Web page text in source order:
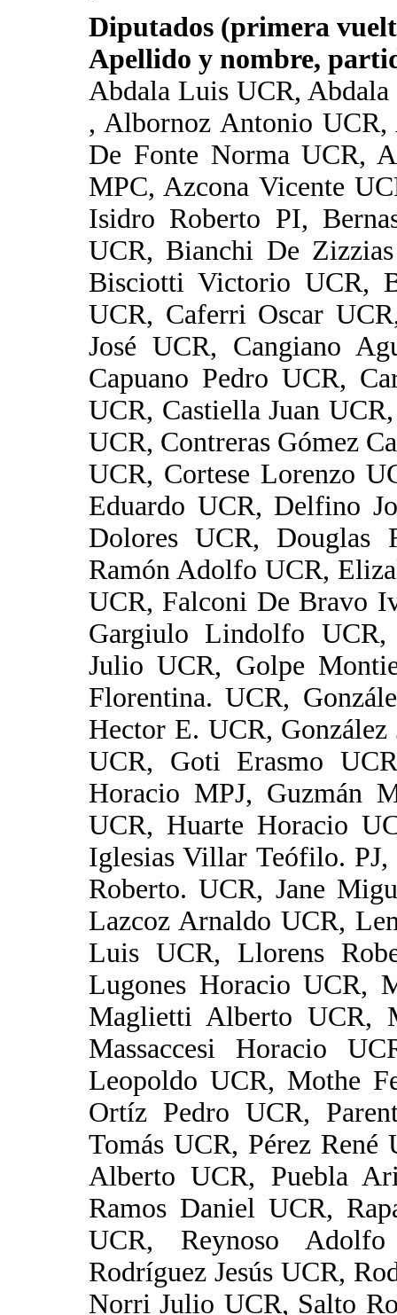
Diputados (primera
Apellido y nombre,
Abdala Luis UCR,
, Albornoz Antonio UCR,
De Fonte Norma UCR,
MPC, Azcona Vicente
Isidro Roberto PI,
UCR, Bianchi De
Bisciotti Victorio UCR,
UCR, Caferri Oscar
José UCR, Cangiano
Capuano Pedro UCR,
UCR, Castiella Juan
UCR, Contreras Gómez
UCR, Cortese Lorenzo
Eduardo UCR, Delfino
Dolores UCR, Douglas
Ramón Adolfo UCR,
UCR, Falconi De Bravo
Gargiulo Lindolfo
Julio UCR, Golpe
Florentina. UCR,
Hector E. UCR, González
UCR, Goti Erasmo
Horacio MPJ, Guzmán
UCR, Huarte Horacio
Iglesias Villar Teófilo.
Roberto. UCR, Jane
Lazcoz Arnaldo UCR,
Luis UCR, Llorens
Lugones Horacio UCR,
Maglietti Alberto UCR,
Massaccesi Horacio
Leopoldo UCR, Mothe
Ortíz Pedro UCR,
Tomás UCR, Pérez René
Alberto UCR, Puebla
Ramos Daniel UCR,
UCR, Reynoso
Rodríguez Jesús UCR,
Norri Julio UCR, Salto